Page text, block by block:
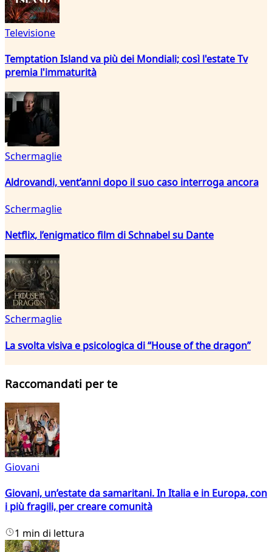
Televisione
Temptation Island va più dei Mondiali; così l'estate Tv
premia l'immaturità
Schermaglie
Aldrovandi, vent’anni dopo il suo caso interroga ancora
Schermaglie
Netflix, l’enigmatico film di Schnabel su Dante
Schermaglie
La svolta visiva e psicologica di “House of the dragon”
Raccomandati per te
Giovani
Giovani, un’estate da samaritani. In Italia e in Europa, con
i più fragili, per creare comunità
1 min di lettura